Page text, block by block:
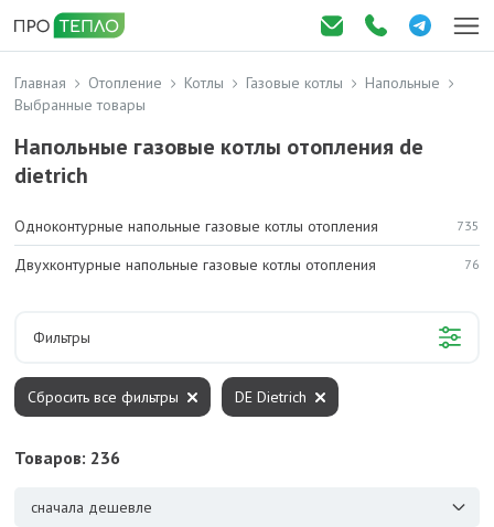
Главная Отопление Котлы Газовые котлы
Напольные
Выбранные товары
Напольные газовые котлы отопления de
dietrich
Одноконтурные напольные газовые котлы отопления 735
Двухконтурные напольные газовые котлы отопления 76
Фильтры
Товаров: 236
сначала дешевле
Сбросить все фильтры DE Dietrich